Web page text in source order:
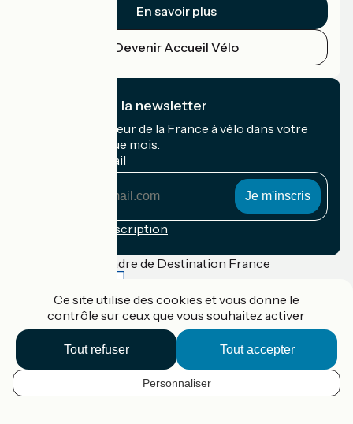
FR
En savoir plus
Devenir Accueil Vélo
Je m'abonne à la newsletter
Recevez le meilleur de la France à vélo dans votre
boîte mail chaque mois.
Mon adresse mail
Conditions d'inscription
Financé dans le cadre de Destination France
Accueil Vélo Pro
Mentions légales
Confidentialité
Contact
Ce site utilise des cookies et vous donne le
contrôle sur ceux que vous souhaitez activer
Tout accepter
Tout refuser
Personnaliser